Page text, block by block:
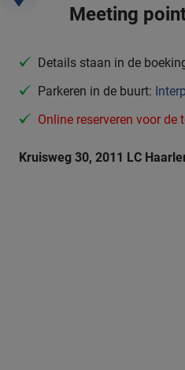
Meeting
Details staan in de
Parkeren in de buurt:
Online reserveren voor de
Kruisweg 30, 2011 LC